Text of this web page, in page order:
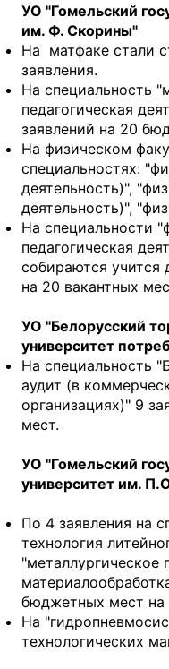
УО "Гомельский
им. Ф. Скорины"
На матфаке стали
заявления.
На специальность
педагогическая
заявлений на 20
На физическом
специальностях:
деятельность)",
деятельность)",
На специальности
педагогическая
собираются учится
на 20 вакантных
УО "Белорусский
университет
На специальность
аудит (в
организациях)" 9
мест.
УО "Гомельский
университет им.
По 4 заявления на
технология
"металлургическое
бюджетных мест на
На
технологических